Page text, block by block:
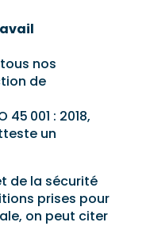
nos
de
001 : 2018,
un
de la sécurité
prises pour
on peut citer